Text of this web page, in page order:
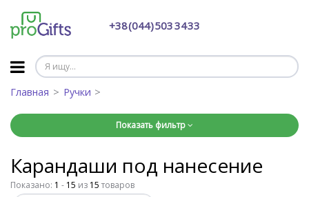
+38 (044) 503 34 33
Главная Ручки
Показать фильтр
Карандаши под нанесение
Показано: 1 - 15 из 15 товаров